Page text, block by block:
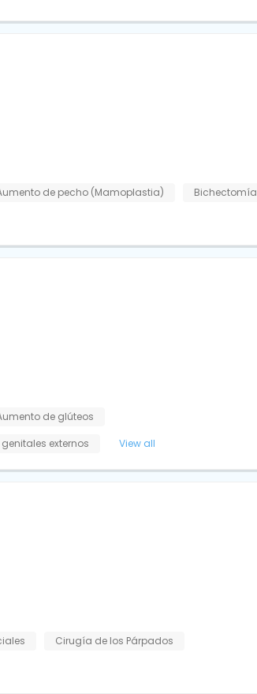
de pecho (Mamoplastia)
Bichectomía
de glúteos
externos View all
Cirugía de los Párpados